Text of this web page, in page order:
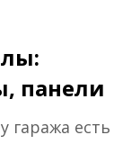
панели
гаража есть